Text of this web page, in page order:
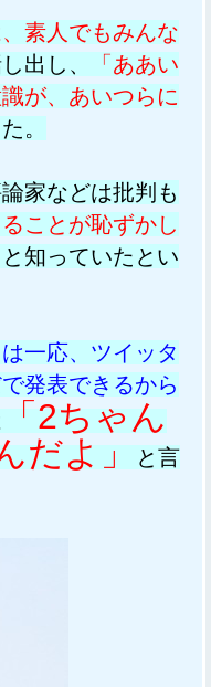
、素人でもみんな
出し、
「ああい
が、あいつらに
。
家などは批判も
ことが恥ずかし
と知っていたとい
一応、ツイッタ
発表できるから
「2ちゃん
だよ」と言